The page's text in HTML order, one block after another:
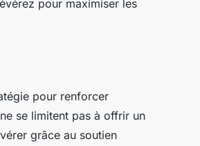
pour maximiser les
pour renforcer
se limitent pas à offrir un
grâce au soutien